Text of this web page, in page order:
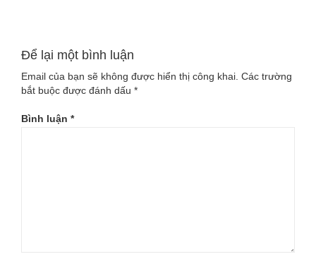
Để lại một bình luận
Email của bạn sẽ không được hiển thị công khai. Các trường
bắt buộc được đánh dấu *
Bình luận *